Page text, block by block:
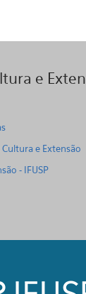
e
e Extensão
- IFUSP